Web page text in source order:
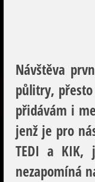
Návštěva
půlitry,
přidávám i
jenž je pro
TEDI a KIK,
nezapomíná